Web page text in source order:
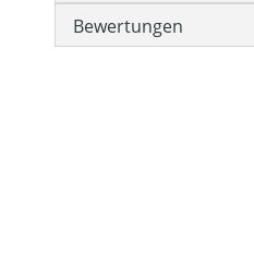
Bewertungen